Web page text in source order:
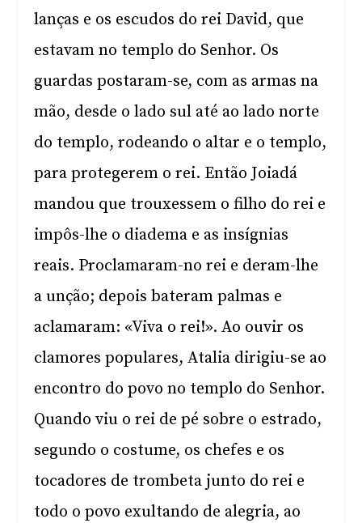
lanças e os escudos do rei David, que
estavam no templo do Senhor. Os
guardas postaram-se, com as armas na
mão, desde o lado sul até ao lado norte
do templo, rodeando o altar e o templo,
para protegerem o rei. Então Joiadá
mandou que trouxessem o filho do rei e
impôs-lhe o diadema e as insígnias
reais. Proclamaram-no rei e deram-lhe
a unção; depois bateram palmas e
aclamaram: «Viva o rei!». Ao ouvir os
clamores populares, Atalia dirigiu-se ao
encontro do povo no templo do Senhor.
Quando viu o rei de pé sobre o estrado,
segundo o costume, os chefes e os
tocadores de trombeta junto do rei e
todo o povo exultando de alegria, ao